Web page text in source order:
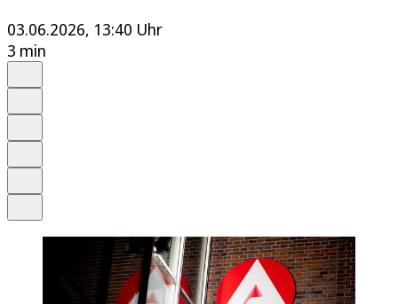
03.06.2026, 13:40 Uhr
3 min